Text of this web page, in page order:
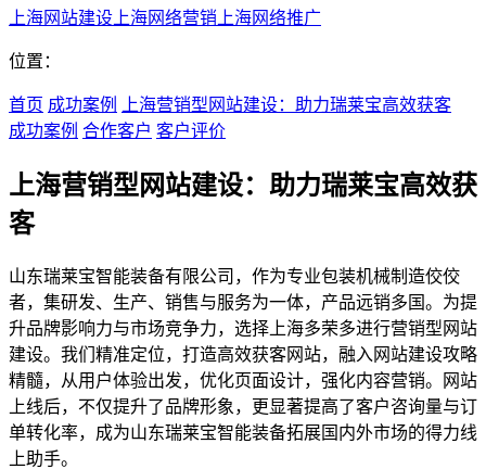
上海网站建设 上海网络营销 上海网络推广
位置：
首页 成功案例
上海营销型网站建设：助力瑞莱宝高效获客
成功案例 合作客户 客户评价
上海营销型网站建设：助力瑞莱宝高效获
客
山东瑞莱宝智能装备有限公司，作为专业包装机械制造佼佼
者，集研发、生产、销售与服务为一体，产品远销多国。为提
升品牌影响力与市场竞争力，选择上海多荣多进行营销型网站
建设。我们精准定位，打造高效获客网站，融入网站建设攻略
精髓，从用户体验出发，优化页面设计，强化内容营销。网站
上线后，不仅提升了品牌形象，更显著提高了客户咨询量与订
单转化率，成为山东瑞莱宝智能装备拓展国内外市场的得力线
上助手。